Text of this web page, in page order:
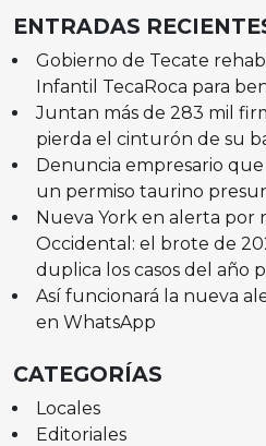
ENTRADAS
Gobierno de Tecate
Infantil TecaRoca para
Juntan más de 283 mil
pierda el cinturón de su
Denuncia empresario
un permiso taurino
Nueva York en alerta por
Occidental: el brote de
duplica los casos del año
Así funcionará la nueva
en WhatsApp
CATEGORÍAS
Locales
Editoriales